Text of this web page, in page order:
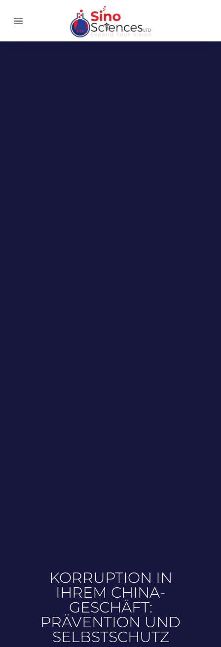
KORRUPTION IN
IHREM CHINA-
GESCHÄFT:
PRÄVENTION UND
SELBSTSCHUTZ